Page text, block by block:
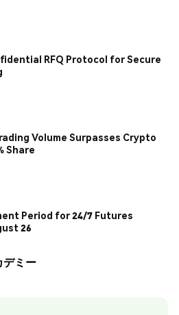
RFQ Protocol for Secure
Volume Surpasses Crypto
Share
Period for 24/7 Futures
26
ミー